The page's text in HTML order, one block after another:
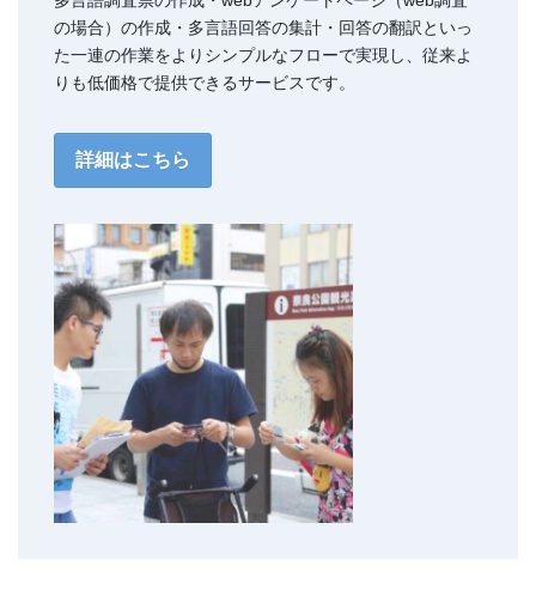
の場合）の作成・多言語回答の集計・回答の翻訳といっ
た一連の作業をよりシンプルなフローで実現し、従来よ
りも低価格で提供できるサービスです。
詳細はこちら